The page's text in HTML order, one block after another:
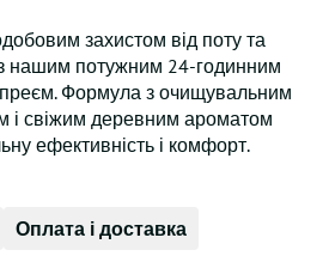
захистом від поту та
нашим потужним 24-годинним
Формула з очищувальним
і свіжим деревним ароматом
ефективність і комфорт.
Оплата і доставка